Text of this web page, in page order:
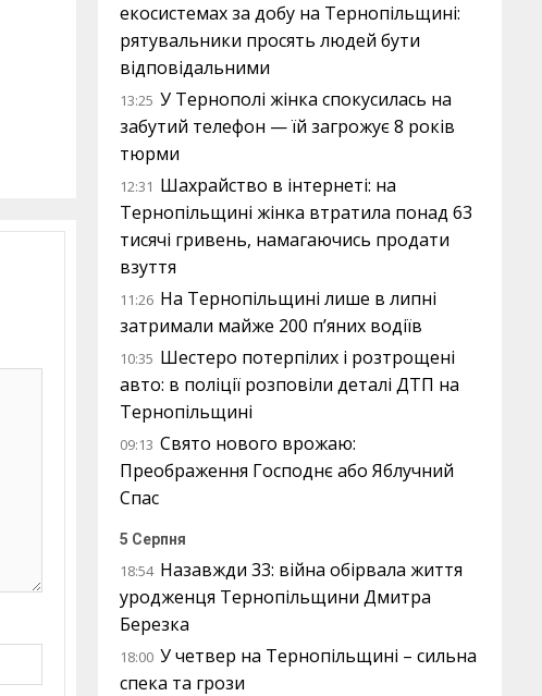
екосистемах за добу на Тернопільщині:
рятувальники просять людей бути
відповідальними
13:25 У Тернополі жінка спокусилась на
забутий телефон — їй загрожує 8 років
тюрми
12:31 Шахрайство в інтернеті: на
Тернопільщині жінка втратила понад 63
тисячі гривень, намагаючись продати
взуття
11:26 На Тернопільщині лише в липні
затримали майже 200 п’яних водіїв
10:35 Шестеро потерпілих і розтрощені
авто: в поліції розповіли деталі ДТП на
Тернопільщині
09:13 Свято нового врожаю:
Преображення Господнє або Яблучний
Спас
5 Серпня
18:54 Назавжди 33: війна обірвала життя
уродженця Тернопільщини Дмитра
Березка
18:00 У четвер на Тернопільщині – сильна
спека та грози